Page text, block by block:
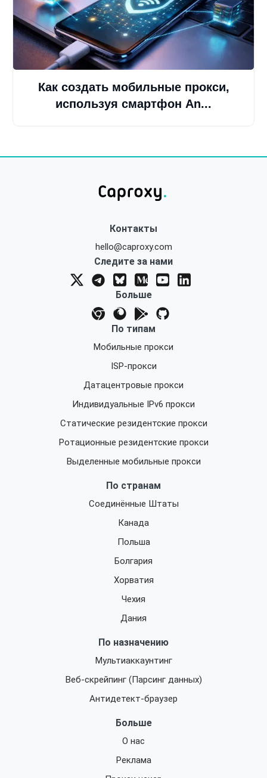
Как создать мобильные прокси,
используя смартфон An...
Контакты
hello@caproxy.com
Следите за нами
Больше
По типам
Мобильные прокси
ISP-прокси
Датацентровые прокси
Индивидуальные IPv6 прокси
Статические резидентские прокси
Ротационные резидентские прокси
Выделенные мобильные прокси
По странам
Соединённые Штаты
Канада
Польша
Болгария
Хорватия
Чехия
Дания
По назначению
Мультиаккаунтинг
Веб-скрейпинг (Парсинг данных)
Антидетект-браузер
Больше
О нас
Реклама